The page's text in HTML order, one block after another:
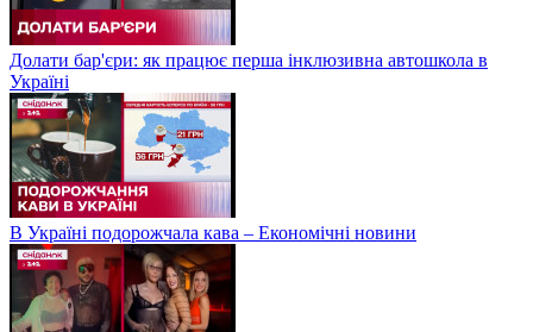
Долати бар'єри: як працює перша інклюзивна автошкола в
Україні
В Україні подорожчала кава – Економічні новини